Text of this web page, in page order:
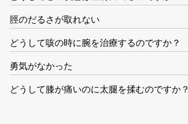
脛のだるさが取れない
どうして咳の時に腕を治療するのですか？
勇気がなかった
どうして膝が痛いのに太腿を揉むのですか？